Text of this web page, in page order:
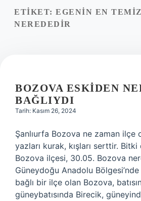
Yasal Uyarı
ETIKET: EGENIN EN
NEREDEDIR
BOZOVA ESKIDEN
BAĞLIYDI
Tarih: Kasım 26, 2024
Şanlıurfa Bozova ne zaman ilçe
yazları kurak, kışları serttir. Bitki
Bozova ilçesi, 30.05. Bozova
Güneydoğu Anadolu
bağlı bir ilçe olan Bozova,
güneybatısında Birecik,